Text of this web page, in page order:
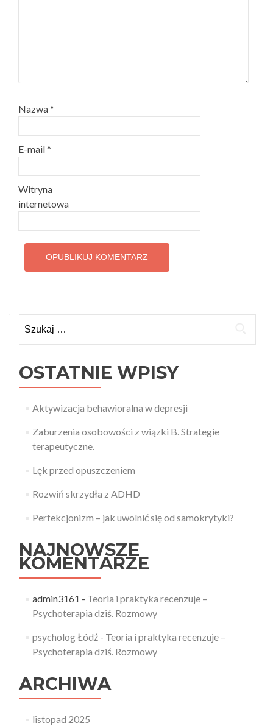
Nazwa*
E-mail*
Witryna
internetowa
OSTATNIE WPISY
Aktywizacja behawioralna w depresji
Zaburzenia osobowości z wiązki B. Strategie
terapeutyczne.
Lęk przed opuszczeniem
Rozwiń skrzydła z ADHD
Perfekcjonizm – jak uwolnić się od samokrytyki?
NAJNOWSZE
KOMENTARZE
admin3161 - Teoria i praktyka recenzuje –
Psychoterapia dziś. Rozmowy
psycholog Łódź- Teoria i praktyka recenzuje –
Psychoterapia dziś. Rozmowy
ARCHIWA
listopad 2025